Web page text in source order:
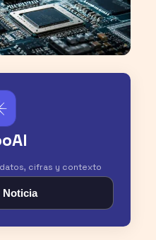
cifras y contexto
Noticia